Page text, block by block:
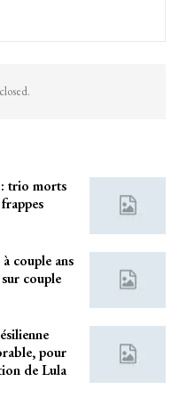
trio morts
couple ans
couple
pour
de Lula